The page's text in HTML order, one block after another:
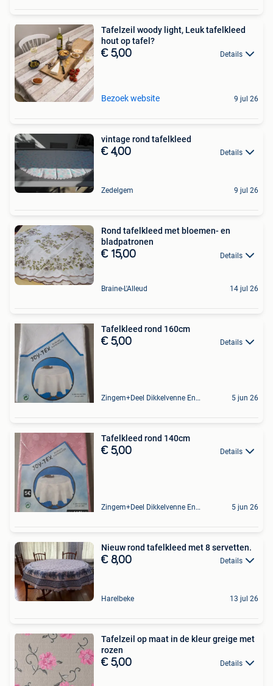
Tafelzeil woody light, Leuk tafelkleed
hout op tafel?
€ 5,00 Details
Bezoek website 9 jul 26
vintage rond tafelkleed
€ 4,00 Details
Zedelgem 9 jul 26
Rond tafelkleed met bloemen- en
bladpatronen
€ 15,00 Details
Braine-L'Alleud 14 jul 26
Tafelkleed rond 160cm
€ 5,00 Details
Zingem+Deel Dikkelvenne En Nederzwalm-Hermelgem 5 jun 26
Tafelkleed rond 140cm
€ 5,00 Details
Zingem+Deel Dikkelvenne En Nederzwalm-Hermelgem 5 jun 26
Nieuw rond tafelkleed met 8 servetten.
€ 8,00 Details
Harelbeke 13 jul 26
Tafelzeil op maat in de kleur greige met
rozen
€ 5,00 Details